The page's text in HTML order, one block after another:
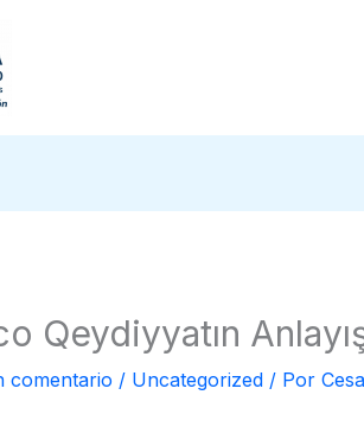
Qeydiyyatın
comentario / Uncategorized/ Por